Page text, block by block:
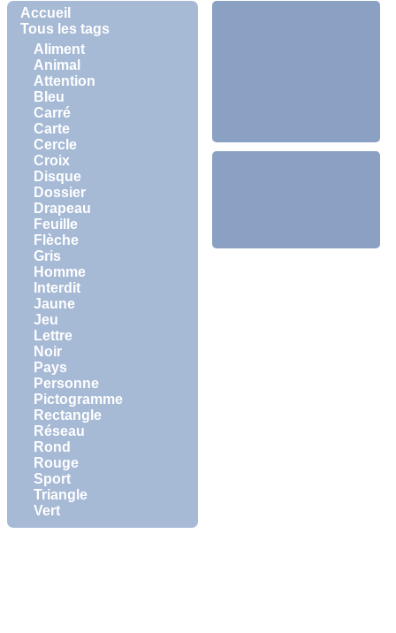
Accueil
Tous les tags
Aliment
Animal
Attention
Bleu
Carré
Carte
Cercle
Croix
Disque
Dossier
Drapeau
Feuille
Flèche
Gris
Homme
Interdit
Jaune
Jeu
Lettre
Noir
Pays
Personne
Pictogramme
Rectangle
Réseau
Rond
Rouge
Sport
Triangle
Vert